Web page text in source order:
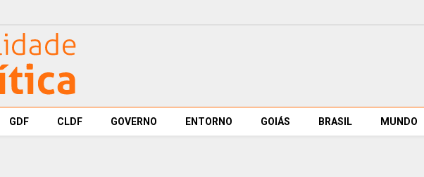
GDF CLDF GOVERNO ENTORNO GOIÁS BRASIL MUNDO